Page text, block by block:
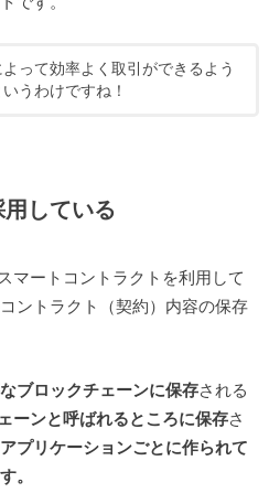
って効率よく取引ができるよう
うわけですね！
している
マートコントラクトを利用して
ントラクト（契約）内容の保存
ブロックチェーンに保存される
ーンと呼ばれるところに保存さ
プリケーションごとに作られて
。